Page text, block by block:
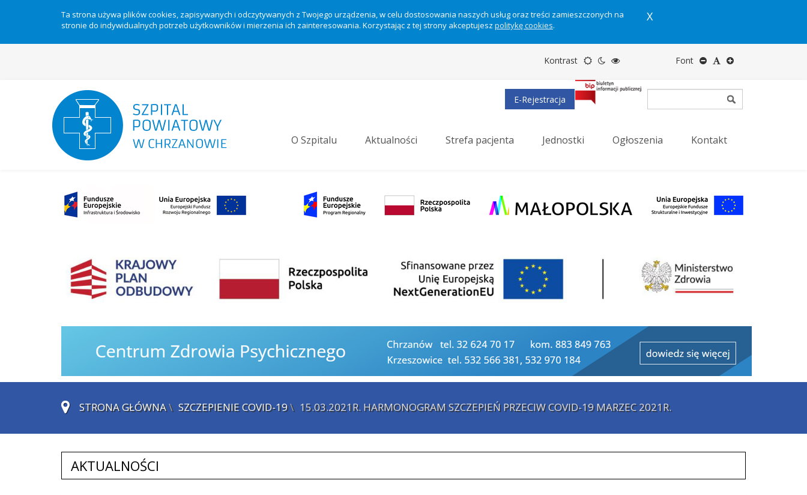
Ta strona używa plików cookies, zapisywanych i odczytywanych z Twojego urządzenia, w celu dostosowania naszych usług oraz treści zamieszczonych na
stronie do indywidualnych potrzeb użytkowników i mierzenia ich zainteresowania. Korzystając z tej strony akceptujesz politykę cookies.
X
Kontrast Motyw
domyślny
Tryb
nocny
Tryb
wysokiego
kontrastu
Font Zmniejsz
rozmiar
tekstu
Domyślny
rozmiar
tekstu
Zwiększ
rozmiar
tekstu
E-Rejestracja
O Szpitalu Aktualności Strefa pacjenta Jednostki Ogłoszenia Kontakt
STRONA GŁÓWNA\ SZCZEPIENIE COVID-19\ 15.03.2021R. HARMONOGRAM SZCZEPIEŃ PRZECIW COVID-19 MARZEC 2021R.
AKTUALNOŚCI